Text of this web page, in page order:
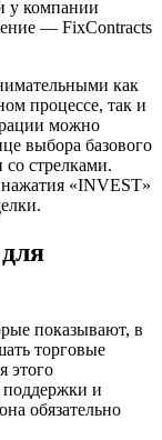
у компании
— FixContracts
как
процессе, так и
можно
выбора базового
стрелками.
«INVEST»
показывают, в
торговые
этого
поддержки и
обязательно